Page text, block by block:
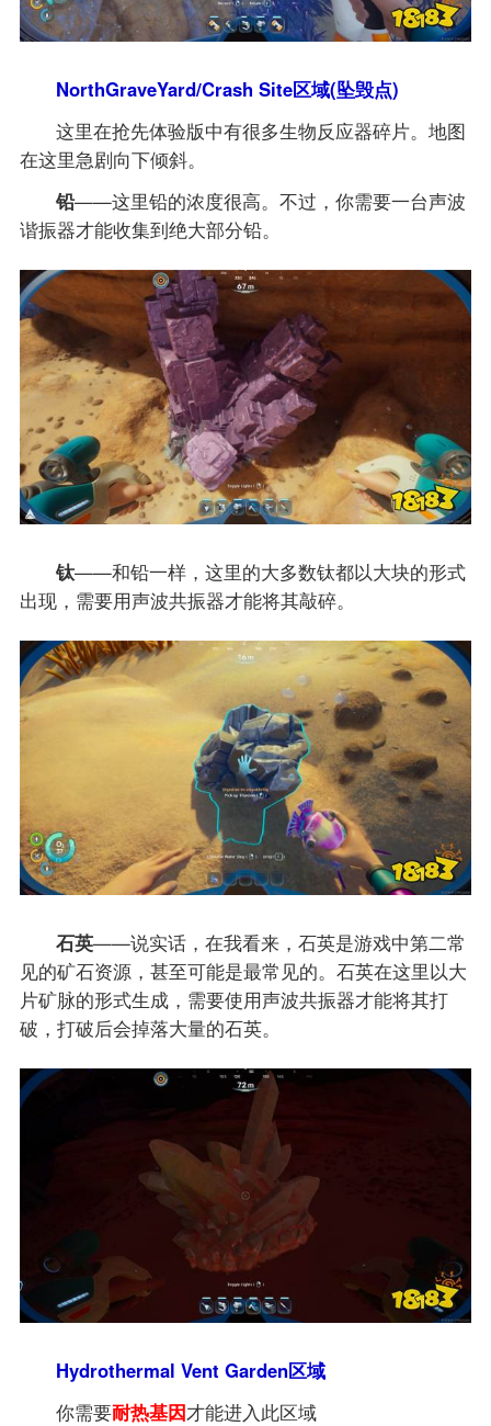
NorthGraveYard/Crash Site区域(坠毁点)
这里在抢先体验版中有很多生物反应器碎片。地图
在这里急剧向下倾斜。
铅——这里铅的浓度很高。不过，你需要一台声波
谐振器才能收集到绝大部分铅。
钛——和铅一样，这里的大多数钛都以大块的形式
出现，需要用声波共振器才能将其敲碎。
石英——说实话，在我看来，石英是游戏中第二常
见的矿石资源，甚至可能是最常见的。石英在这里以大
片矿脉的形式生成，需要使用声波共振器才能将其打
破，打破后会掉落大量的石英。
Hydrothermal Vent Garden区域
你需要耐热基因才能进入此区域